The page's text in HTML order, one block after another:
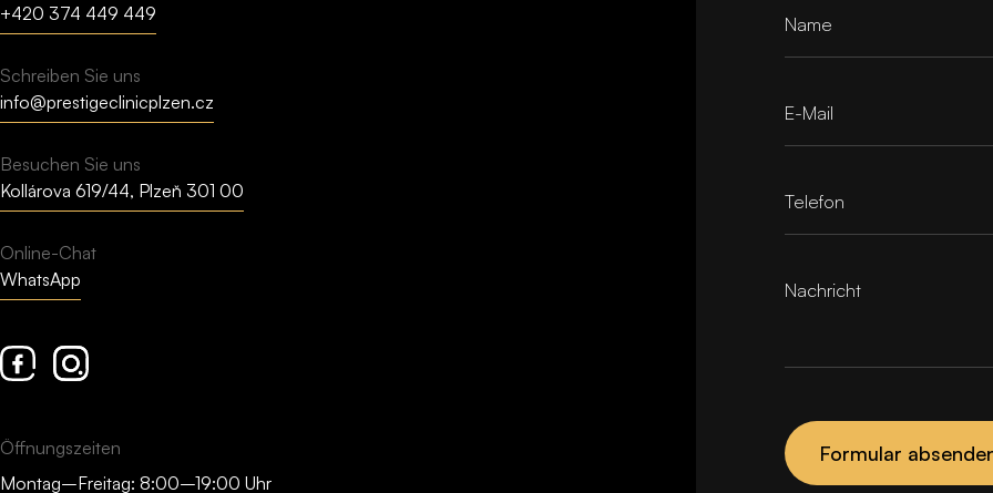
+420 374 449 449
Schreiben Sie uns
info@prestigeclinicplzen.cz
Besuchen Sie uns
Kollárova 619/44, Plzeň 301 00
Online-Chat
WhatsApp
FacebookInstagram
Öffnungszeiten
Montag–Freitag: 8:00–19:00 Uhr
Name
E-Mail
Telefon
Nachricht
Formular